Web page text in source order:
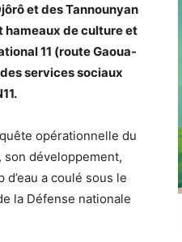
et des Tannounyan
hameaux de culture et
11 (route Gaoua-
services sociaux
opérationnelle du
développement,
a coulé sous le
la Défense nationale